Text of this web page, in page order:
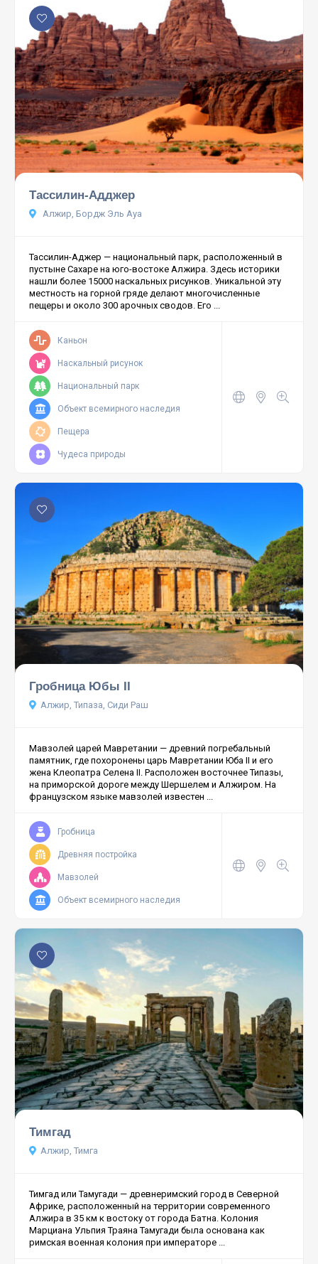
Тассилин-Адджер
Алжир, Бордж Эль Ауа
Тассилин-Аджер — национальный парк, расположенный в
пустыне Сахаре на юго-востоке Алжира. Здесь историки
нашли более 15000 наскальных рисунков. Уникальной эту
местность на горной гряде делают многочисленные
пещеры и около 300 арочных сводов. Его ...
Каньон
Наскальный рисунок
Национальный парк
Объект всемирного наследия
Пещера
Чудеса природы
Гробница Юбы II
Алжир, Типаза, Сиди Раш
Мавзолей царей Мавретании — древний погребальный
памятник, где похоронены царь Мавретании Юба II и его
жена Клеопатра Селена II. Расположен восточнее Типазы,
на приморской дороге между Шершелем и Алжиром. На
французском языке мавзолей известен ...
Гробница
Древняя постройка
Мавзолей
Объект всемирного наследия
Тимгад
Алжир, Тимга
Тимгад или Тамугади — древнеримский город в Северной
Африке, расположенный на территории современного
Алжира в 35 км к востоку от города Батна. Колония
Марциана Ульпия Траяна Тамугади была основана как
римская военная колония при императоре ...